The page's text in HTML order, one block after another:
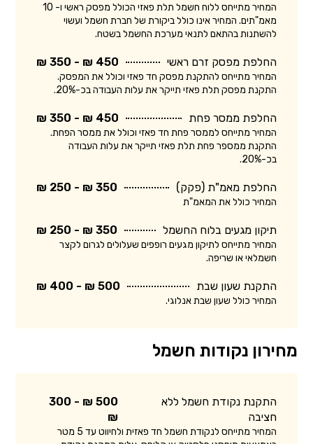
המחיר מתייחס ללוח חשמל תלת פאזי הכולל מפסק ראשי ו- 10
מאמ"תים. המחיר אינו כולל ביקורת של חברת חשמל ועשוי
להשתנות בהתאם לתנאי מערכת החשמל בשטח.
החלפת מפסק זרם ראשי 450 ₪ - 350 ₪
המחיר מתייחס להתקנת מפסק חד פאזי וכולל את המפסק.
התקנת מפסק תלת פאזי תייקר את עלות העבודה בכ-20%.
החלפת ממסר פחת 450 ₪ - 350 ₪
המחיר מתייחס לממסר פחת חד פאזי וכולל את ממסר הפחת.
התקנת ממספר פחת תלת פאזי תייקר את עלות העבודה
בכ-20%.
החלפת מאמ"ת (פקק) 350 ₪ - 250 ₪
המחיר כולל את המאמ"ת
תיקון מגעים בלוח החשמל 350 ₪ - 250 ₪
המחיר מתייחס לתיקון מגעים רופפים שעלולים לגרום לקצר
חשמלאי או שריפה.
התקנת שעון שבת 500 ₪ - 400 ₪
המחיר כולל שעון שבת אנלוגי.
מחירון נקודות חשמל
התקנת נקודת חשמל ללא
חציבה
500 ₪ - 300
₪
המחיר מתייחס לנקודת חשמל חד פאזית ולחיווט עד 5 מטר